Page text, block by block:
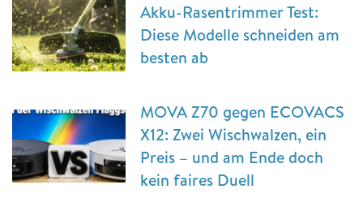
Akku-Rasentrimmer Test:
Diese Modelle schneiden am
besten ab
MOVA Z70 gegen ECOVACS
X12: Zwei Wischwalzen, ein
Preis – und am Ende doch
kein faires Duell